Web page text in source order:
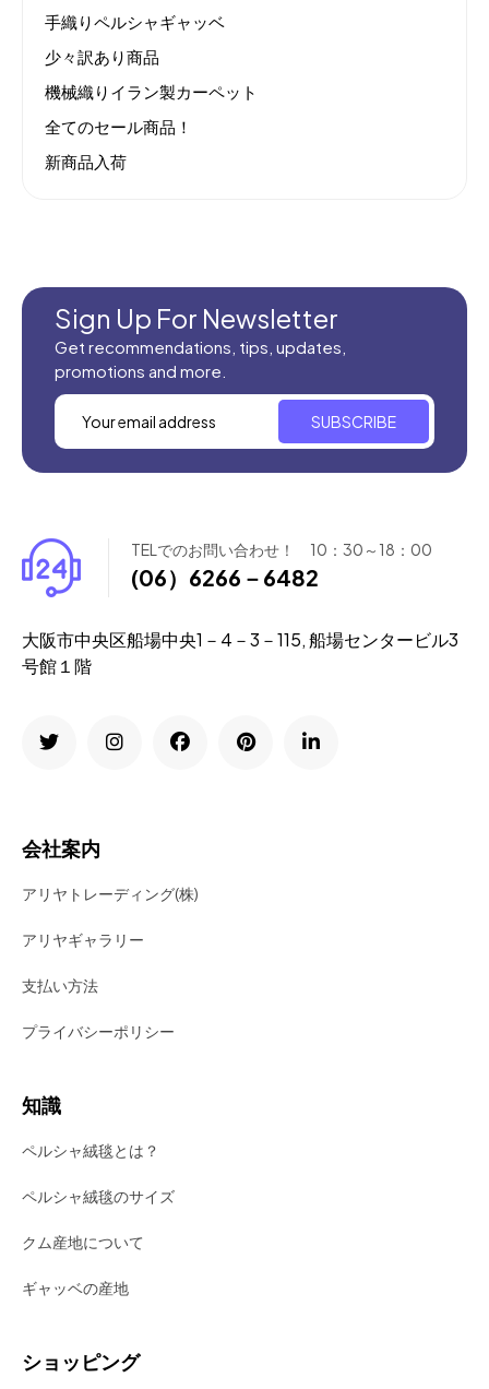
手織りペルシャギャッベ
少々訳あり商品
機械織りイラン製カーペット
全てのセール商品！
新商品入荷
Sign Up For Newsletter
Get recommendations, tips, updates,
promotions and more.
SUBSCRIBE
TELでのお問い合わせ！ 10：30～18：00
(06）6266－6482
大阪市中央区船場中央1－4－3－115, 船場センタービル3
号館１階
会社案内
アリヤトレーディング(株)
アリヤギャラリー
支払い方法
プライバシーポリシー
知識
ペルシャ絨毯とは？
ペルシャ絨毯のサイズ
クム産地について
ギャッベの産地
ショッピング